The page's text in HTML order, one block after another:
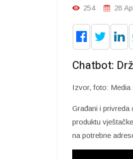
254 28
Chatbot:
Izvor, foto: Media
Građani i privreda
produktu
na potrebne